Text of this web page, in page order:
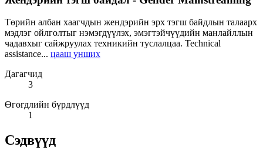
Төрийн албан хаагчдын жендэрийн эрх тэгш байдлын талаарх
мэдлэг ойлголтыг нэмэгдүүлэх, эмэгтэйчүүдийн манлайллын
чадавхыг сайжруулах техникийн туслалцаа. Technical
assistance... цааш унших
Дагагчид
3
Өгөгдлийн бүрдлүүд
1
Сэдвүүд